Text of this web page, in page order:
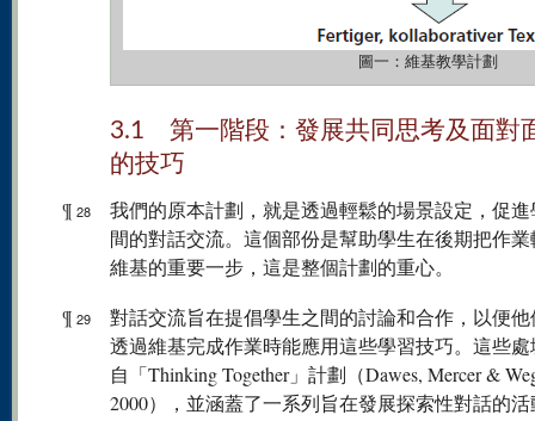
圖一：維基教學計劃
3.1 第一階段：發展共同思考及面對
的技巧
¶ 28
我們的原本計劃，就是透過輕鬆的場景設定，促
間的對話交流。這個部份是幫助學生在後期把作
維基的重要一步，這是整個計劃的重心。
¶ 29
對話交流旨在提倡學生之間的討論和合作，以便
透過維基完成作業時能應用這些學習技巧。這些
自「Thinking Together」計劃（Dawes, Mercer &
2000），並涵蓋了一系列旨在發展探索性對話的